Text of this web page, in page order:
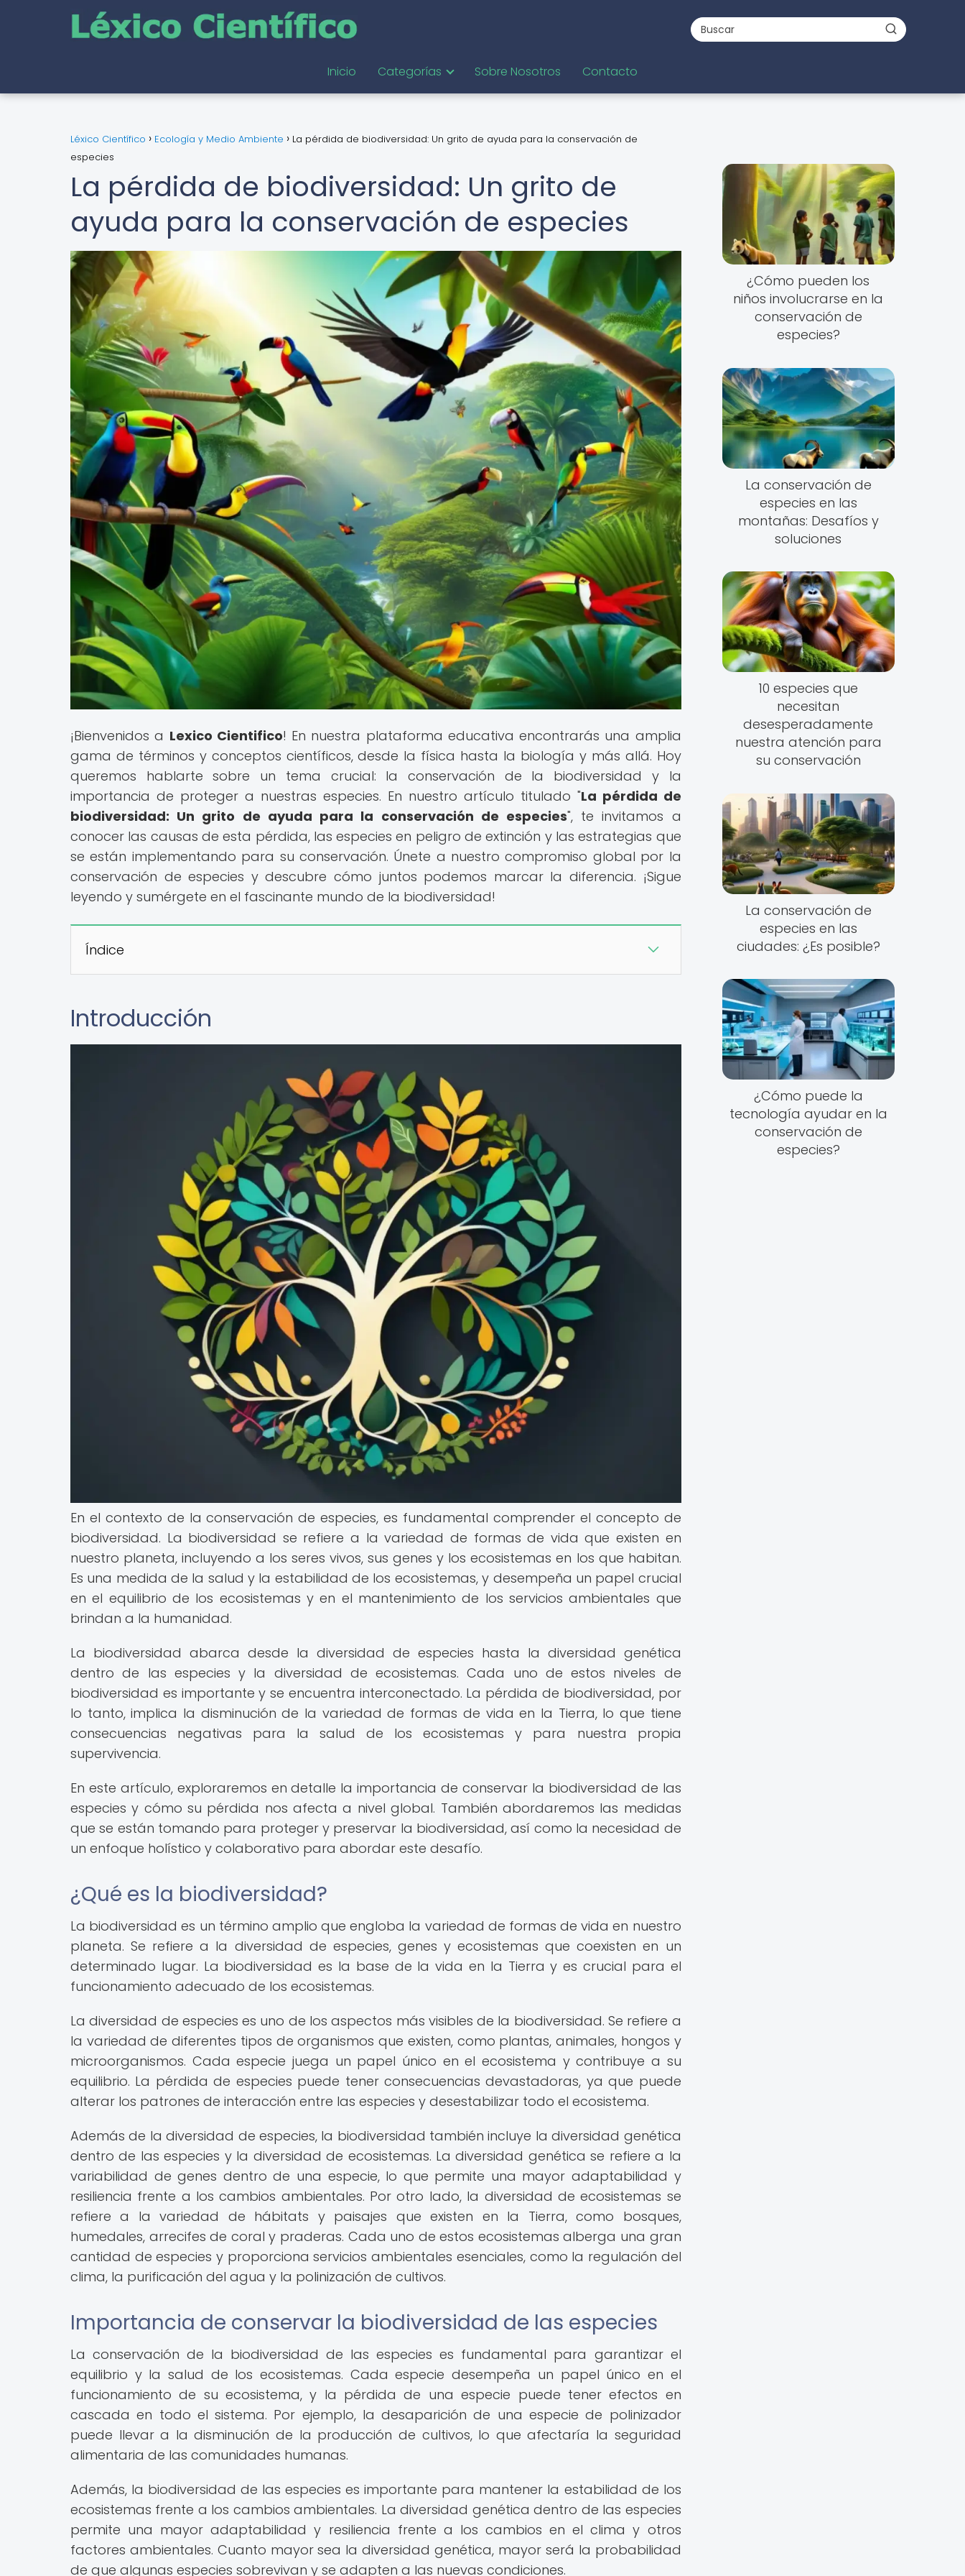
Inicio Categorías Sobre Nosotros Contacto
Léxico Científico Ecología y Medio Ambiente
La pérdida de biodiversidad: Un grito de ayuda para la conservación de
especies
La pérdida de biodiversidad: Un grito de
ayuda para la conservación de especies
¡Bienvenidos a Lexico Cientifico! En nuestra plataforma educativa encontrarás una amplia
gama de términos y conceptos científicos, desde la física hasta la biología y más allá. Hoy
queremos hablarte sobre un tema crucial: la conservación de la biodiversidad y la
importancia de proteger a nuestras especies. En nuestro artículo titulado "La pérdida de
biodiversidad: Un grito de ayuda para la conservación de especies", te invitamos a
conocer las causas de esta pérdida, las especies en peligro de extinción y las estrategias que
se están implementando para su conservación. Únete a nuestro compromiso global por la
conservación de especies y descubre cómo juntos podemos marcar la diferencia. ¡Sigue
leyendo y sumérgete en el fascinante mundo de la biodiversidad!
Índice
Introducción
En el contexto de la conservación de especies, es fundamental comprender el concepto de
biodiversidad. La biodiversidad se refiere a la variedad de formas de vida que existen en
nuestro planeta, incluyendo a los seres vivos, sus genes y los ecosistemas en los que habitan.
Es una medida de la salud y la estabilidad de los ecosistemas, y desempeña un papel crucial
en el equilibrio de los ecosistemas y en el mantenimiento de los servicios ambientales que
brindan a la humanidad.
La biodiversidad abarca desde la diversidad de especies hasta la diversidad genética
dentro de las especies y la diversidad de ecosistemas. Cada uno de estos niveles de
biodiversidad es importante y se encuentra interconectado. La pérdida de biodiversidad, por
lo tanto, implica la disminución de la variedad de formas de vida en la Tierra, lo que tiene
consecuencias negativas para la salud de los ecosistemas y para nuestra propia
supervivencia.
En este artículo, exploraremos en detalle la importancia de conservar la biodiversidad de las
especies y cómo su pérdida nos afecta a nivel global. También abordaremos las medidas
que se están tomando para proteger y preservar la biodiversidad, así como la necesidad de
un enfoque holístico y colaborativo para abordar este desafío.
¿Qué es la biodiversidad?
La biodiversidad es un término amplio que engloba la variedad de formas de vida en nuestro
planeta. Se refiere a la diversidad de especies, genes y ecosistemas que coexisten en un
determinado lugar. La biodiversidad es la base de la vida en la Tierra y es crucial para el
funcionamiento adecuado de los ecosistemas.
La diversidad de especies es uno de los aspectos más visibles de la biodiversidad. Se refiere a
la variedad de diferentes tipos de organismos que existen, como plantas, animales, hongos y
microorganismos. Cada especie juega un papel único en el ecosistema y contribuye a su
equilibrio. La pérdida de especies puede tener consecuencias devastadoras, ya que puede
alterar los patrones de interacción entre las especies y desestabilizar todo el ecosistema.
Además de la diversidad de especies, la biodiversidad también incluye la diversidad genética
dentro de las especies y la diversidad de ecosistemas. La diversidad genética se refiere a la
variabilidad de genes dentro de una especie, lo que permite una mayor adaptabilidad y
resiliencia frente a los cambios ambientales. Por otro lado, la diversidad de ecosistemas se
refiere a la variedad de hábitats y paisajes que existen en la Tierra, como bosques,
humedales, arrecifes de coral y praderas. Cada uno de estos ecosistemas alberga una gran
cantidad de especies y proporciona servicios ambientales esenciales, como la regulación del
clima, la purificación del agua y la polinización de cultivos.
Importancia de conservar la biodiversidad de las especies
La conservación de la biodiversidad de las especies es fundamental para garantizar el
equilibrio y la salud de los ecosistemas. Cada especie desempeña un papel único en el
funcionamiento de su ecosistema, y la pérdida de una especie puede tener efectos en
cascada en todo el sistema. Por ejemplo, la desaparición de una especie de polinizador
puede llevar a la disminución de la producción de cultivos, lo que afectaría la seguridad
alimentaria de las comunidades humanas.
Además, la biodiversidad de las especies es importante para mantener la estabilidad de los
ecosistemas frente a los cambios ambientales. La diversidad genética dentro de las especies
permite una mayor adaptabilidad y resiliencia frente a los cambios en el clima y otros
factores ambientales. Cuanto mayor sea la diversidad genética, mayor será la probabilidad
de que algunas especies sobrevivan y se adapten a las nuevas condiciones.
¿Cómo pueden los
niños involucrarse en la
conservación de
especies?
La conservación de
especies en las
montañas: Desafíos y
soluciones
10 especies que
necesitan
desesperadamente
nuestra atención para
su conservación
La conservación de
especies en las
ciudades: ¿Es posible?
¿Cómo puede la
tecnología ayudar en la
conservación de
especies?